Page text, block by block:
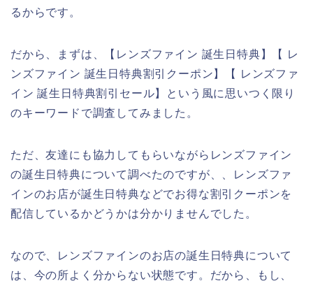
るからです。
だから、まずは、【レンズファイン 誕生日特典】【 レ
ンズファイン 誕生日特典割引クーポン】【 レンズファ
イン 誕生日特典割引セール】という風に思いつく限り
のキーワードで調査してみました。
ただ、友達にも協力してもらいながらレンズファイン
の誕生日特典について調べたのですが、、レンズファ
インのお店が誕生日特典などでお得な割引クーポンを
配信しているかどうかは分かりませんでした。
なので、レンズファインのお店の誕生日特典について
は、今の所よく分からない状態です。だから、もし、